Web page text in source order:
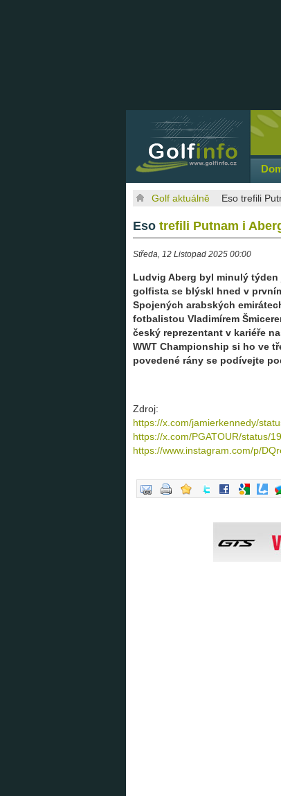
Golf aktuálně Eso trefili
Eso trefili Putnam i
Středa, 12 Listopad 2025 00:00
Ludvig Aberg byl minulý
golfista se blýskl hned v
Spojených arabských
fotbalistou Vladimírem
český reprezentant v kariéře
WWT Championship si ho ve
povedené rány se podívejte
Zdroj:
https://x.com/jamierkennedy/
https://x.com/PGATOUR/status/
https://www.instagram.com/p/